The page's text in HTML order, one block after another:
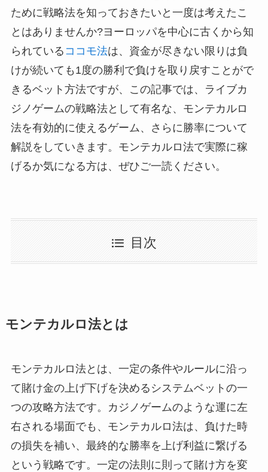
ために戦略法を知っておきたいと一度は考えたこ
とはありませんか?ヨーロッパを中心に古くから知
られている ココモ法は、資金が尽きない限りは負
けが続いても1度の勝利で負けを取り戻すことがで
きるベット方法ですが、この記事では、ライブカ
ジノゲームの戦略法として有名な、モンテカルロ
法を有効的に使えるゲーム、さらに勝率について
解説をしていきます。モンテカルロ法で実際に稼
げるか気になる方は、ぜひご一読ください。
目次
モンテカルロ法とは
モンテカルロ法とは、一定の条件やルールに沿っ
て賭け金の上げ下げを決めるシステムベットの一
つの攻略方法です。カジノゲームのような運に左
右される場面でも、モンテカルロ法は、負けた時
の損失を補い、最終的な勝率を上げ利益に繋げる
という戦略です。一定の法則に則って賭け方を変